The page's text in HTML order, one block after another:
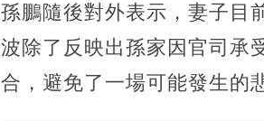
孫鵬隨後對外表示，妻子目
波除了反映出孫家因官司承
合，避免了一場可能發生的